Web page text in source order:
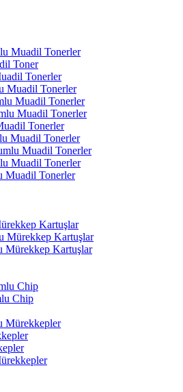
Muadil Tonerler
Toner
Tonerler
Muadil Tonerler
Muadil Tonerler
Muadil Tonerler
Tonerler
Muadil Tonerler
Muadil Tonerler
Muadil Tonerler
Muadil Tonerler
Kartuşlar
Mürekkep Kartuşlar
Mürekkep Kartuşlar
Chip
Chip
Mürekkepler